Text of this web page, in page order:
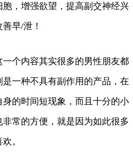
，增强欲望，提高副交神经兴
早/泄！
个内容其实很多的男性朋友都
一种不具有副作用的产品，在
的时间短现象，而且十分的小
常的方便，就是因为如此很多
。